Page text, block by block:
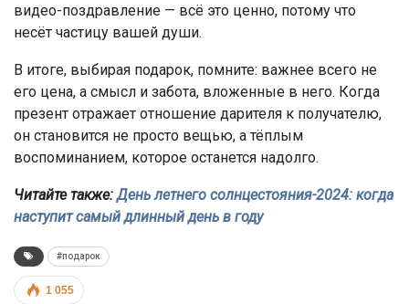
видео-поздравление — всё это ценно, потому что
несёт частицу вашей души.
В итоге, выбирая подарок, помните: важнее всего не
его цена, а смысл и забота, вложенные в него. Когда
презент отражает отношение дарителя к получателю,
он становится не просто вещью, а тёплым
воспоминанием, которое останется надолго.
Читайте также:День летнего солнцестояния-2024: когда
наступит самый длинный день в году
#подарок
1 055